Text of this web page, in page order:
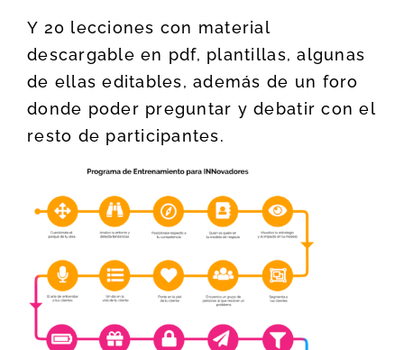
Y 20 lecciones con material
descargable en pdf, plantillas, algunas
de ellas editables, además de un foro
donde poder preguntar y debatir con el
resto de participantes.